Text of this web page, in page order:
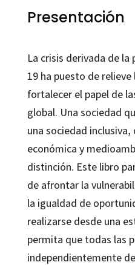
Presentación
La crisis derivada de la
19 ha puesto de
fortalecer el papel de
global. Una sociedad
una sociedad
económica y
distinción. Este libro
de afrontar la
la igualdad de
realizarse desde una
permita que todas las
independientemente